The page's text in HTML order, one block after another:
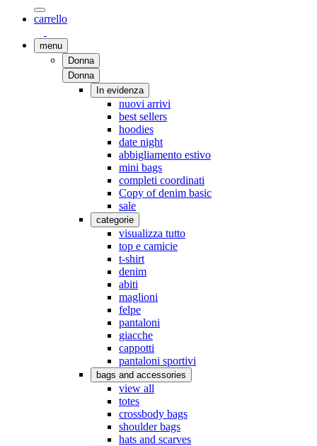
carrello
menu
Donna
Donna
In evidenza
nuovi arrivi
best sellers
hoodies
date night
abbigliamento estivo
mini bags
completi coordinati
Copy of denim basic
sale
categorie
visualizza tutto
top e camicie
t-shirt
denim
abiti
maglioni
felpe
pantaloni
giacche
cappotti
pantaloni sportivi
bags and accessories
view all
totes
crossbody bags
shoulder bags
hats and scarves